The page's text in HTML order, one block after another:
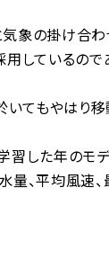
象の掛け合
用している
てもやはり
習した年の
、平均風速